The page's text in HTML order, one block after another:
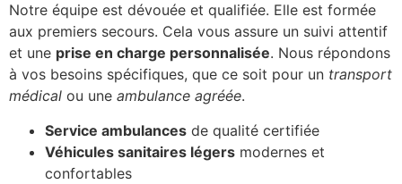
Notre équipe est dévouée et qualifiée. Elle est formée
aux premiers secours. Cela vous assure un suivi attentif
et une prise en charge personnalisée. Nous répondons
à vos besoins spécifiques, que ce soit pour un transport
médical ou une ambulance agréée.
Service ambulances de qualité certifiée
Véhicules sanitaires légers modernes et
confortables